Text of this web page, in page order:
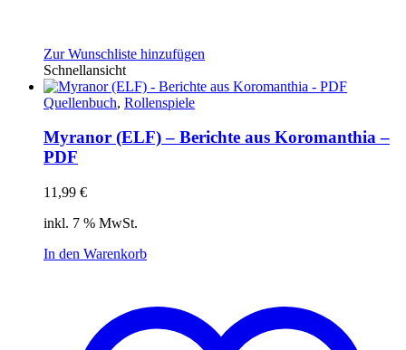
Zur Wunschliste hinzufügen
Schnellansicht
Quellenbuch, Rollenspiele
Myranor (ELF) – Berichte aus Koromanthia –
PDF
11,99 €
inkl. 7 % MwSt.
In den Warenkorb